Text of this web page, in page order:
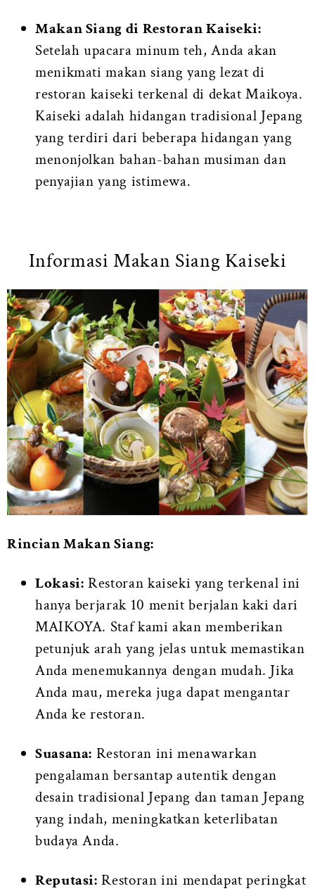
Makan Siang di Restoran Kaiseki:
Setelah upacara minum teh, Anda akan
menikmati makan siang yang lezat di
restoran kaiseki terkenal di dekat Maikoya.
Kaiseki adalah hidangan tradisional Jepang
yang terdiri dari beberapa hidangan yang
menonjolkan bahan-bahan musiman dan
penyajian yang istimewa.
Informasi Makan Siang Kaiseki
Rincian Makan Siang:
Lokasi: Restoran kaiseki yang terkenal ini
hanya berjarak 10 menit berjalan kaki dari
MAIKOYA. Staf kami akan memberikan
petunjuk arah yang jelas untuk memastikan
Anda menemukannya dengan mudah. Jika
Anda mau, mereka juga dapat mengantar
Anda ke restoran.
Suasana: Restoran ini menawarkan
pengalaman bersantap autentik dengan
desain tradisional Jepang dan taman Jepang
yang indah, meningkatkan keterlibatan
budaya Anda.
Reputasi: Restoran ini mendapat peringkat